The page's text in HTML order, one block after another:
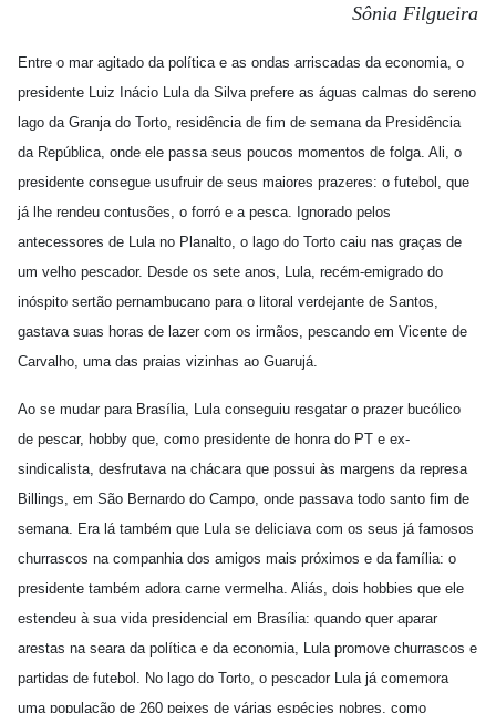
Sônia Filgueira
Entre o mar agitado da política e as ondas arriscadas da economia, o
presidente Luiz Inácio Lula da Silva prefere as águas calmas do sereno
lago da Granja do Torto, residência de fim de semana da Presidência
da República, onde ele passa seus poucos momentos de folga. Ali, o
presidente consegue usufruir de seus maiores prazeres: o futebol, que
já lhe rendeu contusões, o forró e a pesca. Ignorado pelos
antecessores de Lula no Planalto, o lago do Torto caiu nas graças de
um velho pescador. Desde os sete anos, Lula, recém-emigrado do
inóspito sertão pernambucano para o litoral verdejante de Santos,
gastava suas horas de lazer com os irmãos, pescando em Vicente de
Carvalho, uma das praias vizinhas ao Guarujá.
Ao se mudar para Brasília, Lula conseguiu resgatar o prazer bucólico
de pescar, hobby que, como presidente de honra do PT e ex-
sindicalista, desfrutava na chácara que possui às margens da represa
Billings, em São Bernardo do Campo, onde passava todo santo fim de
semana. Era lá também que Lula se deliciava com os seus já famosos
churrascos na companhia dos amigos mais próximos e da família: o
presidente também adora carne vermelha. Aliás, dois hobbies que ele
estendeu à sua vida presidencial em Brasília: quando quer aparar
arestas na seara da política e da economia, Lula promove churrascos e
partidas de futebol. No lago do Torto, o pescador Lula já comemora
uma população de 260 peixes de várias espécies nobres, como